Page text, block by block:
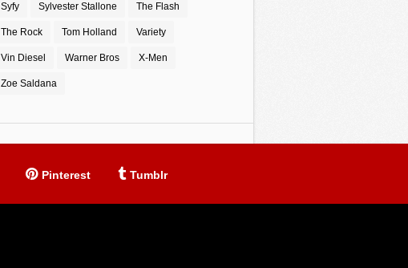
Syfy Sylvester Stallone The Flash
The Rock Tom Holland Variety
Vin Diesel Warner Bros X-Men
Zoe Saldana
Pinterest Tumblr